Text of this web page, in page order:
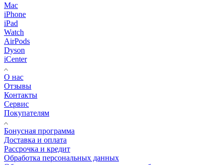
Mac
iPhone
iPad
Watch
AirPods
Dyson
iCenter
О нас
Отзывы
Контакты
Сервис
Покупателям
Бонусная программа
Доставка и оплата
Рассрочка и кредит
Обработка персональных данных